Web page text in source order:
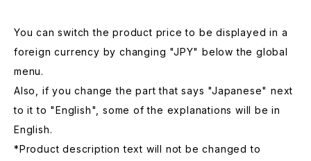
You can switch the product price to be displayed in a
foreign currency by changing "JPY" below the global
menu.
Also, if you change the part that says "Japanese" next
to it to "English", some of the explanations will be in
English.
*Product description text will not be changed to